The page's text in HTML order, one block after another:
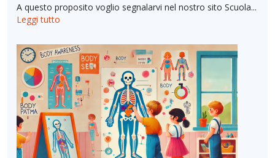
A questo proposito voglio segnalarvi nel nostro sito Scuola...
Leggi tutto